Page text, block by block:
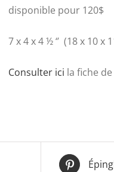
disponible pour 120$
7 x 4 x 4 ½ ‘’ (18 x 10 x
Consulter ici la fiche